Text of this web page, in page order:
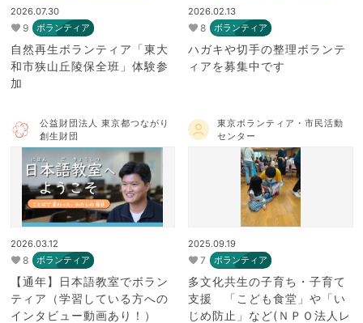
2026.07.30
9 ボランティア
自然再生ボランティア「東大
和市狭山丘陵保全班」体験参
加
2026.02.13
8 ボランティア
ハガキや切手の整理ボランテ
ィアを募集中です
公益財団法人 東京都つながり
創生財団
2026.03.12
8 ボランティア
【通年】日本語教室でボラン
ティア（学習している方への
インタビュー動画あり！）
東京ボランティア・市民活動
センター
2025.09.19
7 ボランティア
多文化共生の子育ち・子育て
支援 「こども食堂」や「い
じめ防止」など(ＮＰＯ法人レ